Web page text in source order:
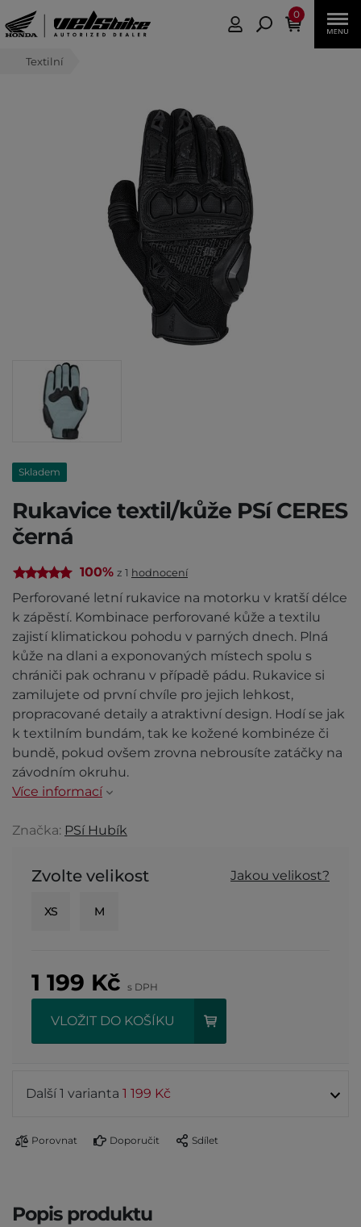
0
Textilní
Skladem
Rukavice textil/kůže PSí CERES
černá
100% z 1 hodnocení
Perforované letní rukavice na motorku v kratší délce
k zápěstí. Kombinace perforované kůže a textilu
zajistí klimatickou pohodu v parných dnech. Plná
kůže na dlani a exponovaných místech spolu s
chrániči pak ochranu v případě pádu. Rukavice si
zamilujete od první chvíle pro jejich lehkost,
propracované detaily a atraktivní design. Hodí se jak
k textilním bundám, tak ke kožené kombinéze či
bundě, pokud ovšem zrovna nebrousíte zatáčky na
závodním okruhu.
Více informací
Značka: PSí Hubík
Zvolte velikost Jakou velikost?
XS M
1 199 Kč s DPH
VLOŽIT DO KOŠÍKU
Další 1 varianta 1 199 Kč
Porovnat Doporučit Sdílet
Popis produktu